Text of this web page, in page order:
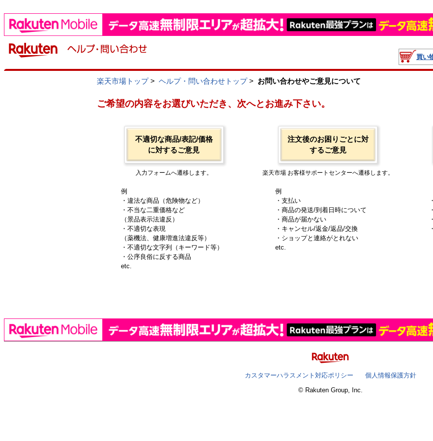
買い
楽天市場トップ> ヘルプ・問い合わせトップ> お問い合わせやご意見について
ご希望の内容をお選びいただき、次へとお進み下さい。
不適切な商品/表記/価格
に対するご意見
入力フォームへ遷移します。
例
・違法な商品（危険物など）
・不当な二重価格など
（景品表示法違反）
・不適切な表現
（薬機法、健康増進法違反等）
・不適切な文字列（キーワード等）
・公序良俗に反する商品
etc.
注文後のお困りごとに対
するご意見
楽天市場 お客様サポートセンターへ遷移します。
例
・支払い
・商品の発送/到着日時について
・商品が届かない
・キャンセル/返金/返品/交換
・ショップと連絡がとれない
etc.
カスタマーハラスメント対応ポリシー
個人情報保護方針
© Rakuten Group, Inc.